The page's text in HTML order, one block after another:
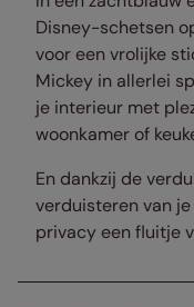
Disney-schetsen
voor een vrolijke
Mickey in allerlei
je interieur met
woonkamer of
En dankzij de
verduisteren van
privacy een fluitje